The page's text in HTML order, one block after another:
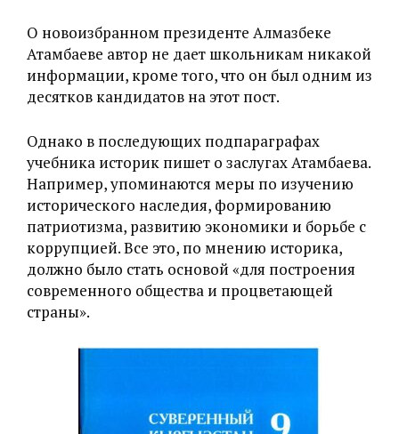
О новоизбранном президенте Алмазбеке
Атамбаеве автор не дает школьникам никакой
информации, кроме того, что он был одним из
десятков кандидатов на этот пост.
Однако в последующих подпараграфах
учебника историк пишет о заслугах Атамбаева.
Например, упоминаются меры по изучению
исторического наследия, формированию
патриотизма, развитию экономики и борьбе с
коррупцией. Все это, по мнению историка,
должно было стать основой «для построения
современного общества и процветающей
страны».